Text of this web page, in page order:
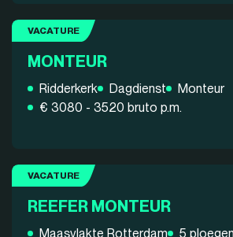
VACATURE
MONTEUR
Ridderkerk Dagdienst
Monteur
€ 3080 - 3520 bruto p.m.
VACATURE
REEFER MONTEUR
Maasvlakte Rotterdam 5